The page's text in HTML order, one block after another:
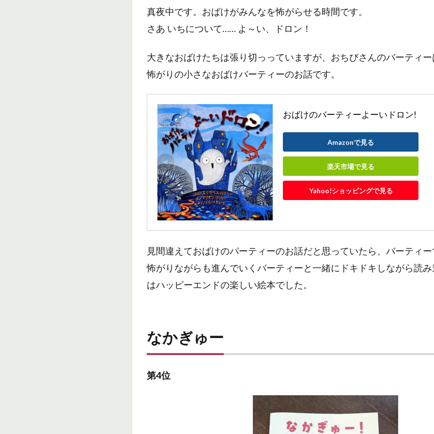
き
る
ン
や
さ
5
ク
リ
ス
マ
ス
の
お
か
い
も
真夜中です。おばけがみんなを怖がらせる時間です。
さあ いちについて…… よ～い、ドロン！
大きなおばけたちは張り切っっていますが、おちびさんのバーティー
怖がりの小さなおばけバーティーのお話です。
おばけのバーティーよーいドロン!
Amazonで見る
楽天市場で見る
Yahoo!ショッピングで見る
見間違えておばけのパーティーのお話だと思っていたら、バーティー
怖がりながらも進んでいくバーティーと一緒にドキドキしながら読
はハッピーエンドの楽しい絵本でした。
なかぎゅー
第4位